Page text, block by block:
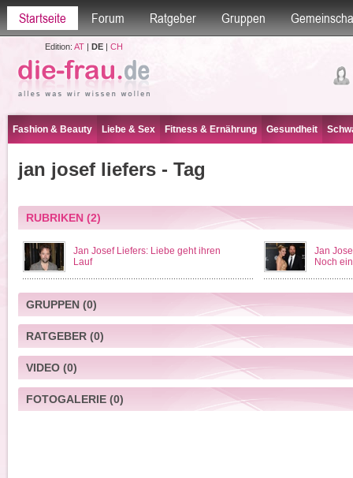
Startseite Forum Ratgeber Gruppen
Edition: AT| DE| CH
Fashion & Beauty Liebe & Sex Fitness & Ernährung Gesundheit
jan josef liefers - Tag
RUBRIKEN(2)
Jan Josef Liefers: Liebe geht ihren
Lauf
Jan
Noch
GRUPPEN(0)
RATGEBER(0)
VIDEO(0)
FOTOGALERIE(0)